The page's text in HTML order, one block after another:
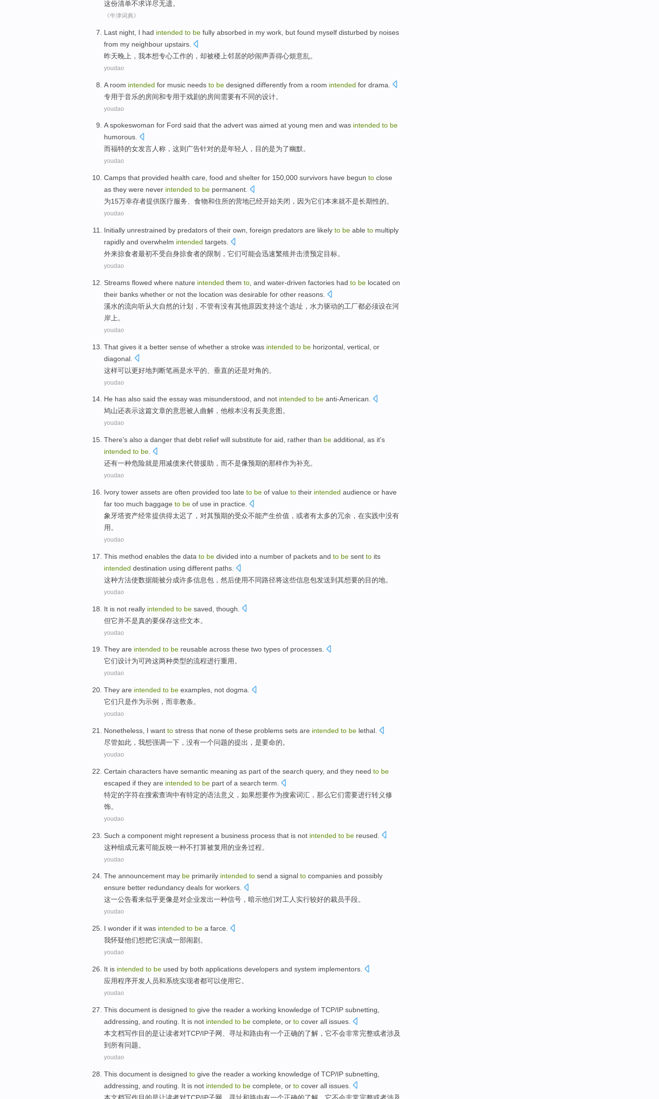
这份清单不求详尽无遗。
《牛津词典》
Last night I had intended to be fully absorbed in my work but found myself disturbed by noises
from my neighbour upstairs
昨天晚上 ， 我本想专心工作的， 却被楼上邻居的吵闹声弄得心烦意乱。
youdao
A room intended for music needs to be designed differently from a room intended for drama
专用于音乐的房间和专用于戏剧的房间需要有不同的设计。
youdao
A spokeswoman for Ford said that the advert was aimed at young men and was intended to be
humorous.
而福特的女发言人称， 这则 广告针对的是年轻人，目的是为了幽默。
youdao
Camps that provided health care food and shelter for 150,000 survivors have begun to close
as they were never intended to be permanent
为15万幸存者提供医疗服务、 食物和住所的营地已经开始关闭 ， 因为它们本来就不是长期性的。
youdao
Initially unrestrained by predators of their own foreign predators are likely to be able to multiply
rapidly and overwhelm intended targets
外来掠食者最初不受自身掠食者的限制，它们可能会迅速繁殖并击溃预定目标。
youdao
Streams flowed where nature intended them to , and water-driven factories had to be located on
their banks whether or not the location was desirable for other reasons
溪水的流向听从大自然的计划， 不管有没有其他原因支持这个选址 ， 水力驱动的工厂都必须设在河
岸 上 。
youdao
That gives it a better sense of whether a stroke was intended to be horizontal vertical or
diagonal
这样可以更好地判断笔画是水平的 垂直的还是对角的。
youdao
He has also said the essay was misunderstood, and not intended to be anti-American.
鸠山还表示这篇文章的意思被人曲解，他根本没有反美意图。
youdao
There's also a danger that debt relief will substitute for aid rather than be additional as it's
intended to be
还有一种危险就是用减债来代替援助 ， 而不是像预期的那样作为补充。
youdao
Ivory tower assets are often provided too late to be of value to their intended audience or have
far too much baggage to be of use in practice
象牙塔资产经常提供得太迟了 ， 对其预期的受众不能产生价值 ， 或者有太多的冗余 ， 在实践中没有
用 。
youdao
This method enables the data to be divided into a number of packets and to be sent to its
intended destination using different paths
这种方法使数据能被分成许多信息包 ， 然后使用不同路径将这些信息包发送到其想要的目的地。
youdao
It is not really intended to be saved , though.
但它并不是真的要保存这些文本。
youdao
They are intended to be reusable across these two types of processes.
它们设计为可跨这两种类型的流程进行重用。
youdao
They are intended to be examples not dogma
它们只是作为示例 ，而非教条。
youdao
Nonetheless I want to stress that none of these problems sets are intended to be lethal.
尽管如此 ， 我想强调一下 ， 没有一个问题的提出 ， 是要命的。
youdao
Certain characters have semantic meaning as part of the search query, and they need to be
escaped if they are intended to be part of a search term
特定的字符在搜索查询中有特定的语法意义 ， 如果想要作为搜索词汇 ，那么它们需要进行转义修
饰。
youdao
Such a component might represent a business process that is not intended to be reused
这种组成元素可能反映一种不打算被复用的业务过程。
youdao
The announcement may be primarily intended to send a signal to companies and possibly
ensure better redundancy deals for workers.
这一公告看来似乎更像是对企业发出一种信号 ，暗示他们对工人实行较好的裁员手段。
youdao
I wonder if it was intended to be a farce
我怀疑他们想把它演成一部闹剧。
youdao
It is intended to be used by both applications developers and system implementors
应用程序开发人员和系统实现者都可以使用它。
youdao
This document is designed to give the reader a working knowledge of TCP/IP subnetting
addressing and routing It is not intended to be complete or to cover all issues
本文档写作目的是让读者对TCP/IP子网 寻址和路由有一个正确的了解， 它不会非常完整或者涉及
到 所有问题。
youdao
This document is designed to give the reader a working knowledge of TCP/IP subnetting
addressing and routing It is not intended to be complete or to cover all issues
本文档写作目的是让读者对TCP/IP子网 寻址和路由有一个正确的了解， 它不会非常完整或者涉及